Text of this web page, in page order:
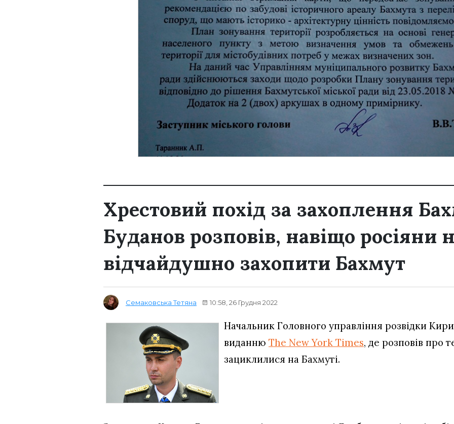
Хрестовий похід за захоплення
Буданов розповів, навіщо росіяни
відчайдушно захопити Бахмут
Семаковська Тетяна 10:58, 26 Грудня 2022
Начальник Головного управління розвідки
виданню The New York Times, де розповів про
зациклилися на Бахмуті.